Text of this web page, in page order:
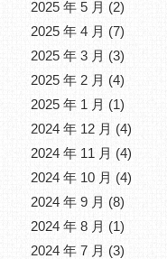
2025 年 5 月 (2)
2025 年 4 月 (7)
2025 年 3 月 (3)
2025 年 2 月 (4)
2025 年 1 月 (1)
2024 年 12 月 (4)
2024 年 11 月 (4)
2024 年 10 月 (4)
2024 年 9 月 (8)
2024 年 8 月 (1)
2024 年 7 月 (3)